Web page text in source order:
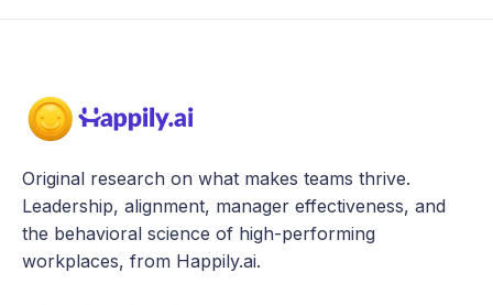
Original research on what makes teams thrive.
Leadership, alignment, manager effectiveness, and
the behavioral science of high-performing
workplaces, from Happily.ai.